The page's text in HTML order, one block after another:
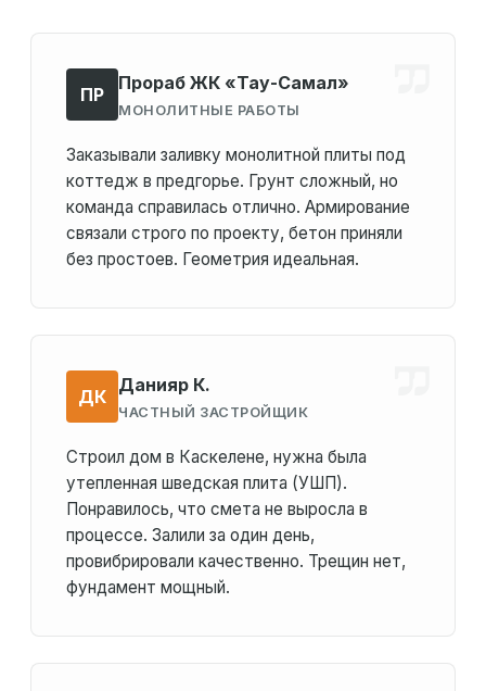
ПР
Прораб ЖК «Тау-Самал»
МОНОЛИТНЫЕ РАБОТЫ
Заказывали заливку монолитной плиты под
коттедж в предгорье. Грунт сложный, но
команда справилась отлично. Армирование
связали строго по проекту, бетон приняли
без простоев. Геометрия идеальная.
ДК
Данияр К.
ЧАСТНЫЙ ЗАСТРОЙЩИК
Строил дом в Каскелене, нужна была
утепленная шведская плита (УШП).
Понравилось, что смета не выросла в
процессе. Залили за один день,
провибрировали качественно. Трещин нет,
фундамент мощный.